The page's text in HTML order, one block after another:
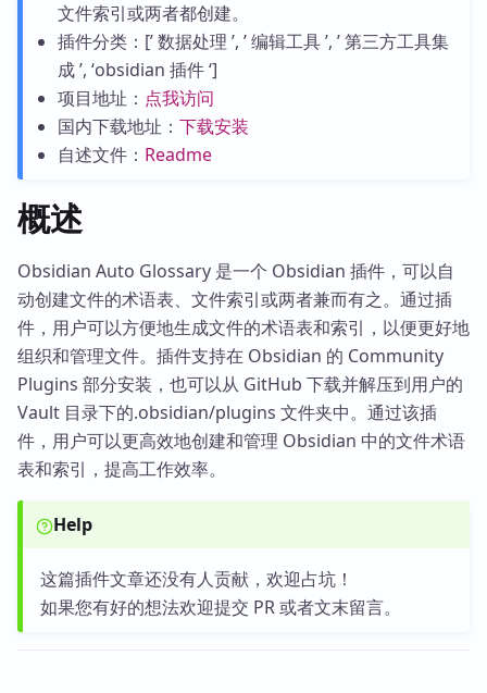
文件索引或两者都创建。
插件分类：[’ 数据处理 ’, ’ 编辑工具 ’, ’ 第三方工具集
成 ’, ‘obsidian 插件 ‘]
项目地址： 点我访问
国内下载地址： 下载安装
自述文件： Readme
概述
Obsidian Auto Glossary 是一个 Obsidian 插件，可以自
动创建文件的术语表、文件索引或两者兼而有之。通过插
件，用户可以方便地生成文件的术语表和索引，以便更好地
组织和管理文件。插件支持在 Obsidian 的 Community
Plugins 部分安装，也可以从 GitHub 下载并解压到用户的
Vault 目录下的.obsidian/plugins 文件夹中。通过该插
件，用户可以更高效地创建和管理 Obsidian 中的文件术语
表和索引，提高工作效率。
Help
这篇插件文章还没有人贡献，欢迎占坑！
如果您有好的想法欢迎提交 PR 或者文末留言。